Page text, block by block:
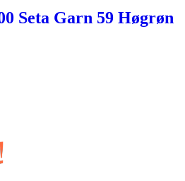
Seta Garn 59 Høgrøn